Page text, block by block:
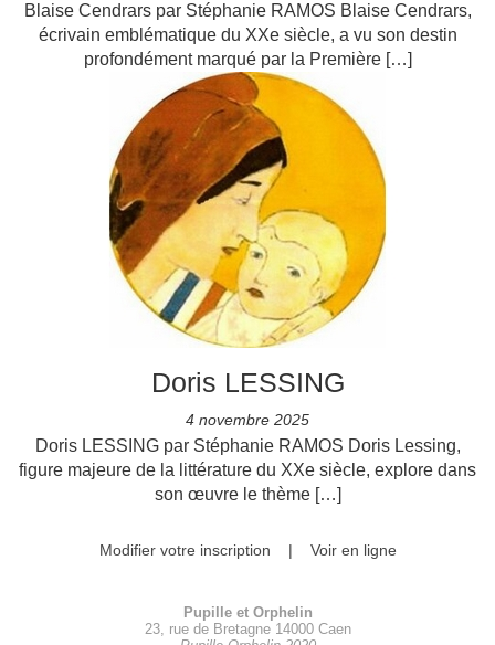
Blaise Cendrars par Stéphanie RAMOS Blaise Cendrars,
écrivain emblématique du XXe siècle, a vu son destin
profondément marqué par la Première […]
Doris LESSING
4 novembre 2025
Doris LESSING par Stéphanie RAMOS Doris Lessing,
figure majeure de la littérature du XXe siècle, explore dans
son œuvre le thème […]
Modifier votre inscription | Voir en ligne
Pupille et Orphelin
23, rue de Bretagne 14000 Caen